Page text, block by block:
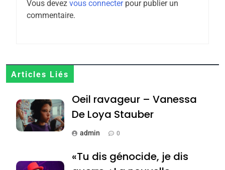
Vous devez vous connecterpour publier un
commentaire.
Articles Liés
Oeil ravageur – Vanessa
De Loya Stauber
admin 0
«Tu dis génocide, je dis
7
8
Tafraout, le miel de Tadla
Azilal consacrés produits
du terroir
DAFINA MAROC
Oeil ravageur – Vanessa
De Loya Stauber